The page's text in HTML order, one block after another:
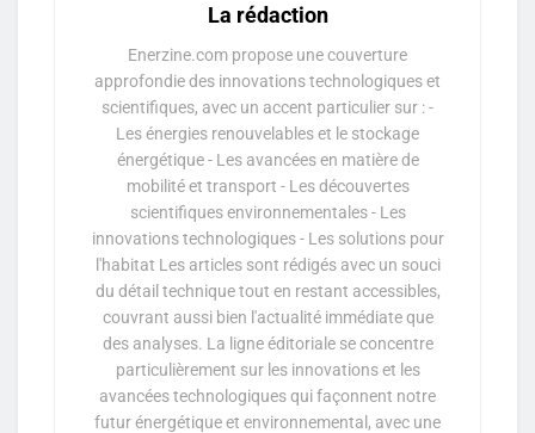
La rédaction
Enerzine.com propose une couverture
approfondie des innovations technologiques et
scientifiques, avec un accent particulier sur : -
Les énergies renouvelables et le stockage
énergétique - Les avancées en matière de
mobilité et transport - Les découvertes
scientifiques environnementales - Les
innovations technologiques - Les solutions pour
l'habitat Les articles sont rédigés avec un souci
du détail technique tout en restant accessibles,
couvrant aussi bien l'actualité immédiate que
des analyses. La ligne éditoriale se concentre
particulièrement sur les innovations et les
avancées technologiques qui façonnent notre
futur énergétique et environnemental, avec une